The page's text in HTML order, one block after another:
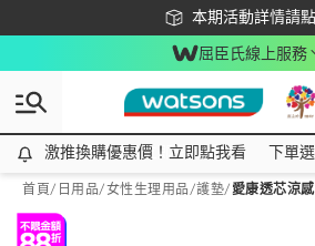
本期活動詳情請
下載app最高回饋
屈臣氏線上服務
激推換購優惠價！立即點我看
激推換購優惠價！立即點我看 下單
首頁/ 日用品/女性生理用品/護墊/愛康透芯涼